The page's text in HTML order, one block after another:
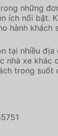
những
ích nổi bật.
hành khách
tại nhiều
nhà xe
trong suốt